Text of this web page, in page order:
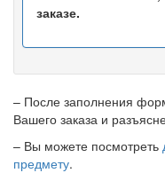
заказе.
– После заполнения
Вашего заказа и
– Вы можете посмотреть
предмету.